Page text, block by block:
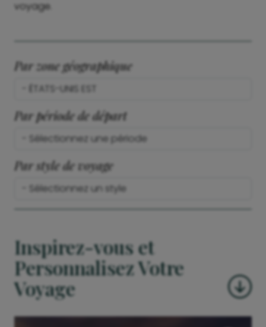
voyage.
Par zone géographique
Par période de départ
Par style de voyage
Inspirez-vous et
Personnalisez Votre
Voyage